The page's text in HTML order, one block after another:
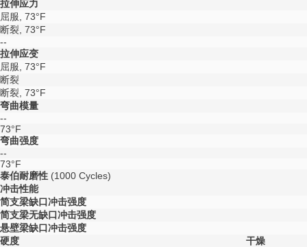
拉伸应力
屈服, 73°F
断裂, 73°F
--
拉伸应变
屈服, 73°F
断裂
断裂, 73°F
弯曲模量
--
73°F
弯曲强度
--
73°F
泰伯耐磨性 (1000 Cycles)
冲击性能
简支梁缺口冲击强度
简支梁无缺口冲击强度
悬壁梁缺口冲击强度
硬度
干燥